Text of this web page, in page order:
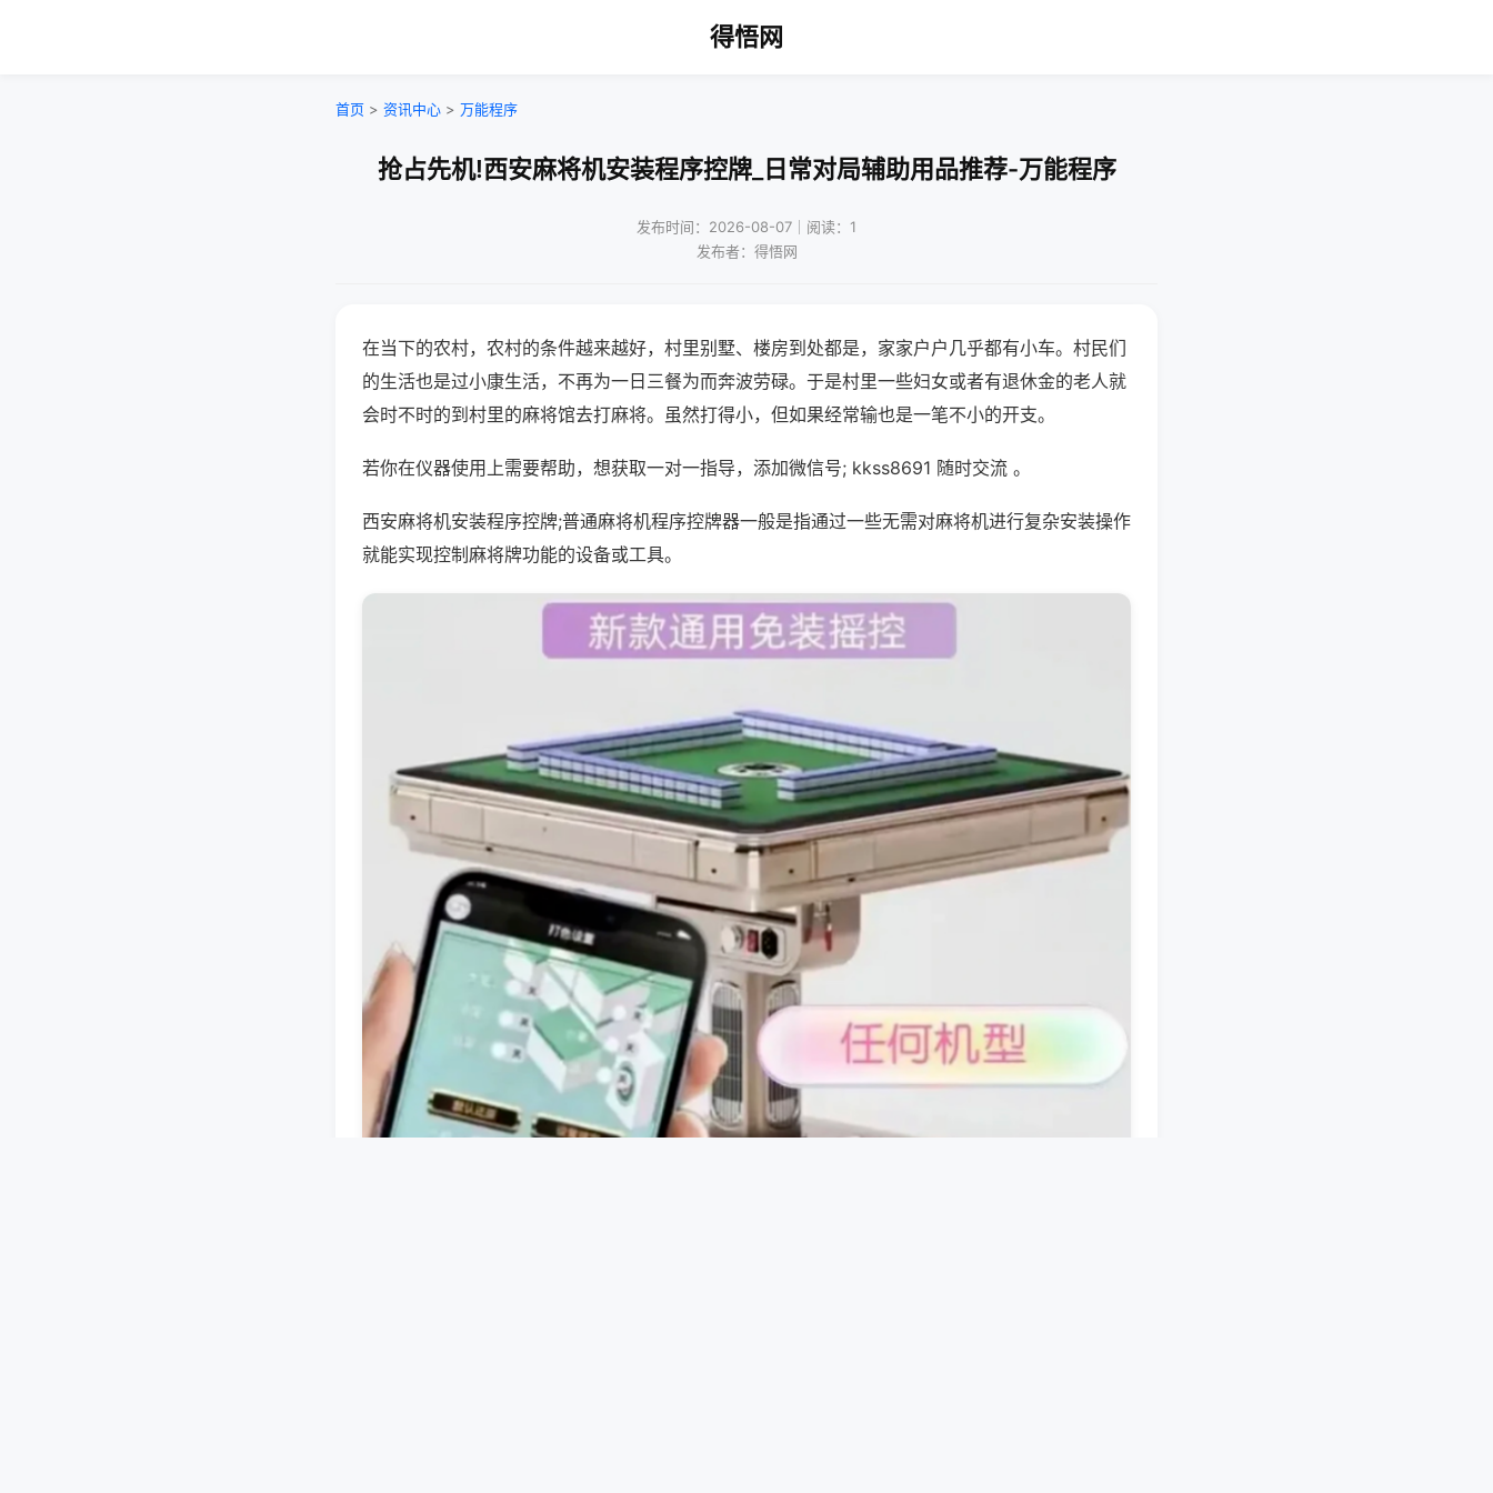
得悟网
首页 > 资讯中心 > 万能程序
抢占先机!西安麻将机安装程序控牌_日常对局辅助用品推荐-万能程序
发布时间：2026-08-07｜阅读：1
发布者：得悟网
在当下的农村，农村的条件越来越好，村里别墅、楼房到处都是，家家户户几乎都有小车。村民们
的生活也是过小康生活，不再为一日三餐为而奔波劳碌。于是村里一些妇女或者有退休金的老人就
会时不时的到村里的麻将馆去打麻将。虽然打得小，但如果经常输也是一笔不小的开支。
若你在仪器使用上需要帮助，想获取一对一指导，添加微信号; kkss8691 随时交流 。
西安麻将机安装程序控牌;普通麻将机程序控牌器一般是指通过一些无需对麻将机进行复杂安装操作
就能实现控制麻将牌功能的设备或工具。